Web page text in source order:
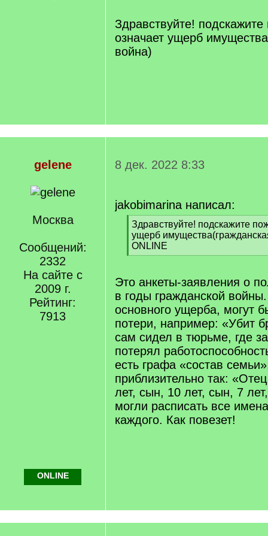
Здравствуйте! подскажите
означает ущерб
война)
gelene
Москва
Сообщений:
2332
На сайте с
2009 г.
Рейтинг:
7913
8 дек. 2022 8:33
jakobimarina написал:
[
q
]
Здравствуйте! подскажите
ущерб
ONLINE
[
q
]
Это анкеты-заявления о
в годы гражданской
основного ущерба, могут
потери, например: «Убит
сам сидел в тюрьме, где
потерял
есть графа «состав
приблизительно так:
лет, сын, 10 лет, сын, 7
могли расписать все
каждого. Как повезет!
ONLINE